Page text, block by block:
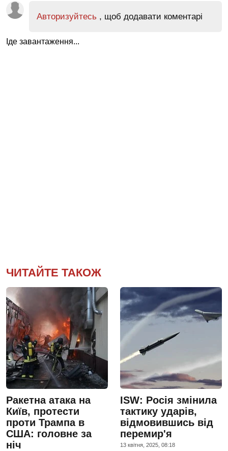
Авторизуйтесь , щоб додавати коментарі
Іде завантаження...
ЧИТАЙТЕ ТАКОЖ
Ракетна атака на
Київ, протести
проти Трампа в
США: головне за
ніч
ISW: Росія змінила
тактику ударів,
відмовившись від
перемир'я
13 квiтня, 2025, 08:18